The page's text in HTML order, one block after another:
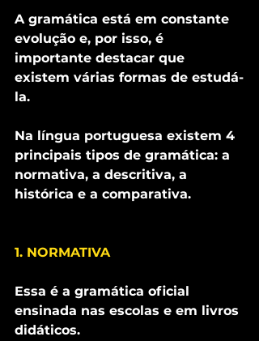
A gramática está em constante
evolução e, por isso, é
importante destacar que
existem várias formas de estudá-
la.
Na língua portuguesa existem 4
principais tipos de gramática: a
normativa, a descritiva, a
histórica e a comparativa.
1. NORMATIVA
Essa é a gramática oficial
ensinada nas escolas e em livros
didáticos.